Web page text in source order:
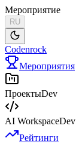
Мероприятие
RU
Codenrock
Мероприятия
ПроектыDev
AI WorkspaceDev
Рейтинги